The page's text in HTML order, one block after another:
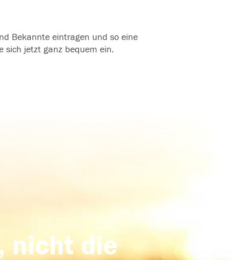
Bekannte eintragen und so eine
sich jetzt ganz bequem ein.
nicht die